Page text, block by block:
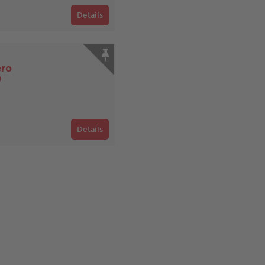
Details
Details